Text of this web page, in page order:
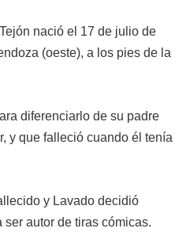
nació el 17 de julio de
(oeste), a los pies de la
diferenciarlo de su padre
y que falleció cuando él tenía
y Lavado decidió
autor de tiras cómicas.